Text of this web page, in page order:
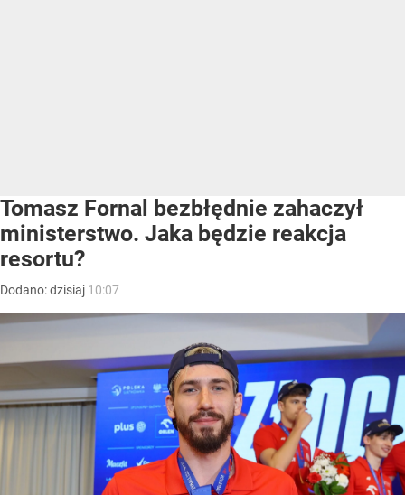
Tomasz Fornal bezbłędnie zahaczył
ministerstwo. Jaka będzie reakcja
resortu?
Dodano:dzisiaj 10:07